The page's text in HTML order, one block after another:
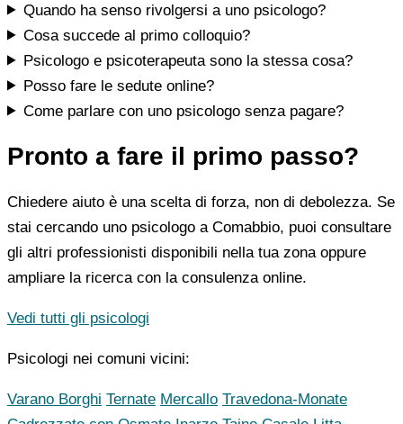
Quando ha senso rivolgersi a uno psicologo?
Cosa succede al primo colloquio?
Psicologo e psicoterapeuta sono la stessa cosa?
Posso fare le sedute online?
Come parlare con uno psicologo senza pagare?
Pronto a fare il primo passo?
Chiedere aiuto è una scelta di forza, non di debolezza. Se
stai cercando uno psicologo a Comabbio, puoi consultare
gli altri professionisti disponibili nella tua zona oppure
ampliare la ricerca con la consulenza online.
Vedi tutti gli psicologi
Psicologi nei comuni vicini:
Varano Borghi Ternate Mercallo Travedona-Monate